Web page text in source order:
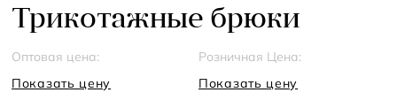
Трикотажные брюки
Оптовая цена:
Показать цену
Розничная Цена:
Показать цену